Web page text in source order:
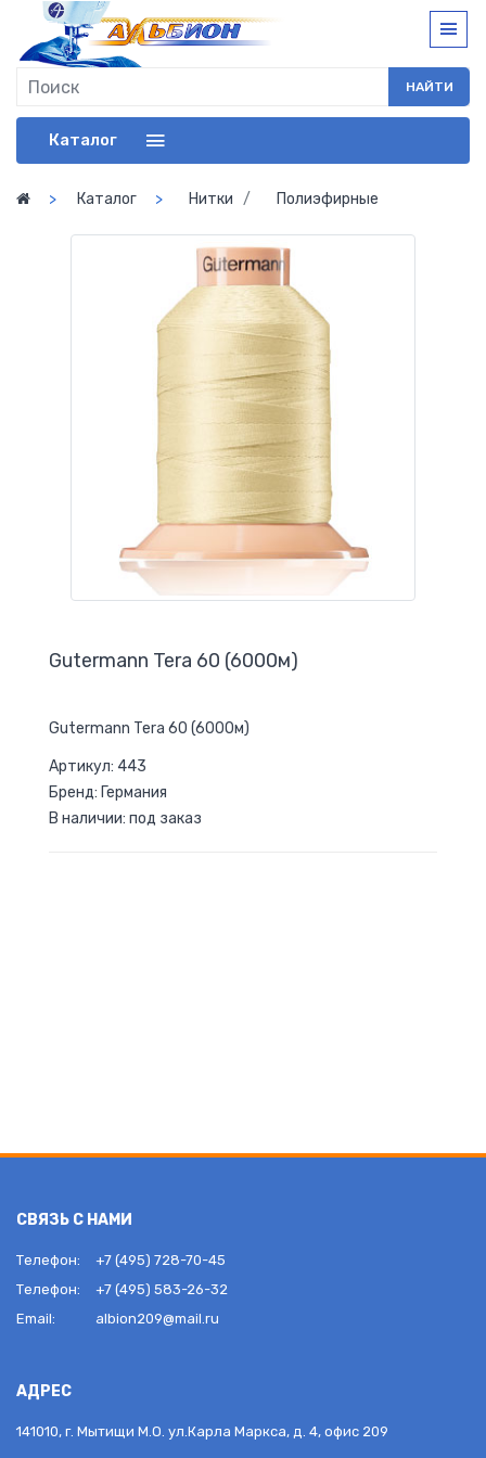
НАЙТИ
Каталог
Каталог Нитки Полиэфирные
Gutermann Tera 60 (6000м)
Gutermann Tera 60 (6000м)
Артикул: 443
Бренд: Германия
В наличии: под заказ
СВЯЗЬ С НАМИ
Телефон:
+7 (495) 728-70-45
Телефон:
+7 (495) 583-26-32
Email:
albion209@mail.ru
АДРЕС
141010, г. Мытищи М.О. ул.Карла Маркса, д. 4, офис 209